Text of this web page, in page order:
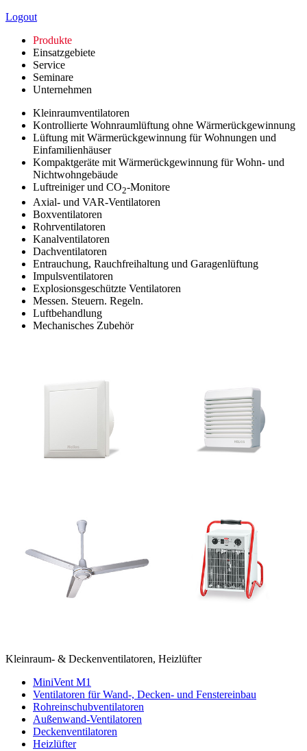
Logout
Produkte
Einsatzgebiete
Service
Seminare
Unternehmen
Kleinraumventilatoren
Kontrollierte Wohnraumlüftung ohne Wärmerückgewinnung
Lüftung mit Wärmerückgewinnung für Wohnungen und
Einfamilienhäuser
Kompaktgeräte mit Wärmerückgewinnung für Wohn- und
Nichtwohngebäude
Luftreiniger und CO2-Monitore
Axial- und VAR-Ventilatoren
Boxventilatoren
Rohrventilatoren
Kanalventilatoren
Dachventilatoren
Entrauchung, Rauchfreihaltung und Garagenlüftung
Impulsventilatoren
Explosionsgeschützte Ventilatoren
Messen. Steuern. Regeln.
Luftbehandlung
Mechanisches Zubehör
Kleinraum- & Deckenventilatoren, Heizlüfter
MiniVent M1
Ventilatoren für Wand-, Decken- und Fenstereinbau
Rohreinschubventilatoren
Außenwand-Ventilatoren
Deckenventilatoren
Heizlüfter